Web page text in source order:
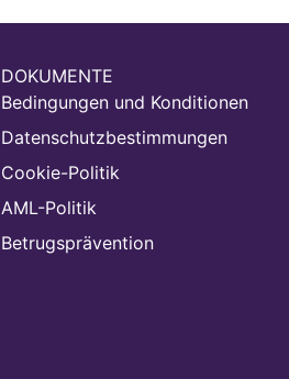
DOKUMENTE
Bedingungen und Konditionen
Datenschutzbestimmungen
Cookie-Politik
AML-Politik
Betrugsprävention